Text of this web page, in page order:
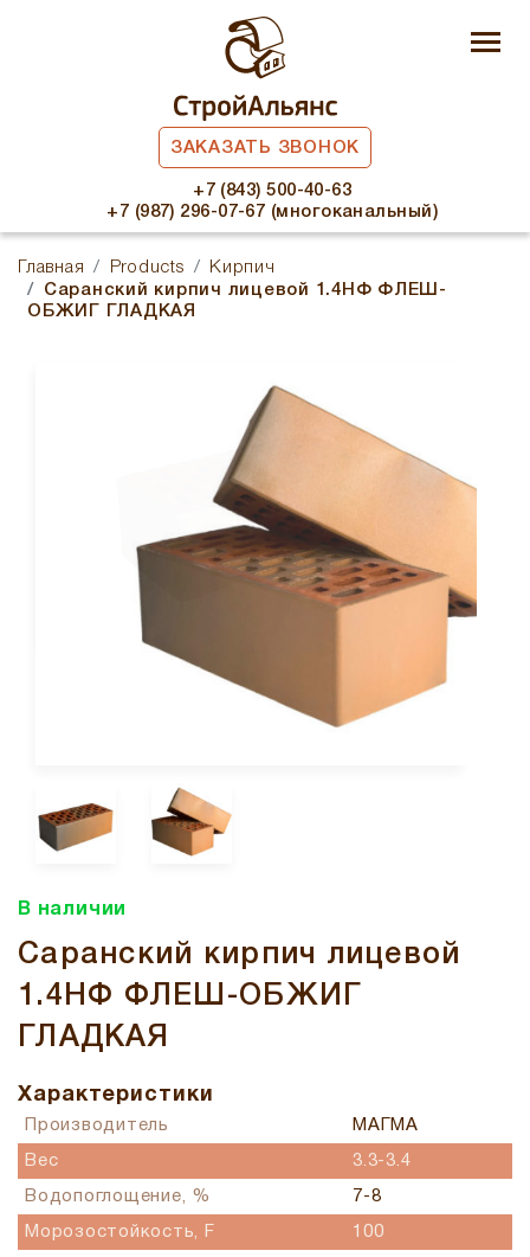
ЗАКАЗАТЬ ЗВОНОК
+7 (843) 500-40-63
+7 (987) 296-07-67 (многоканальный)
Главная Products
Кирпич
Саранский кирпич лицевой 1.4НФ ФЛЕШ-
ОБЖИГ ГЛАДКАЯ
В наличии
Саранский кирпич лицевой
1.4НФ ФЛЕШ-ОБЖИГ
ГЛАДКАЯ
Характеристики
Производитель МАГМА
Вес 3.3-3.4
Водопоглощение, % 7-8
Морозостойкость, F 100